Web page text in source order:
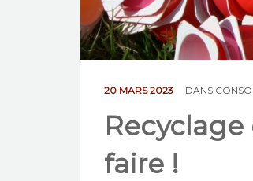
20 MARS 2023 DANS
faire !